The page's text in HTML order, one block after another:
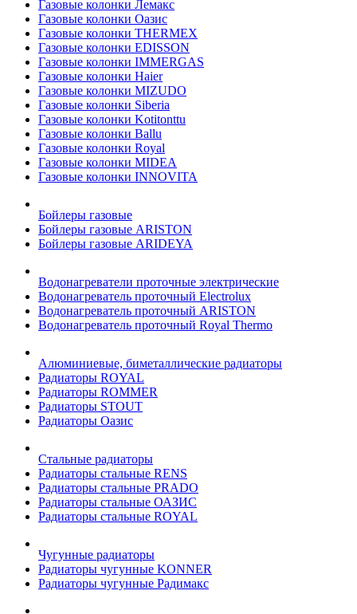
Газовые колонки Лемакс
Газовые колонки Оазис
Газовые колонки THERMEX
Газовые колонки EDISSON
Газовые колонки IMMERGAS
Газовые колонки Haier
Газовые колонки MIZUDO
Газовые колонки Siberia
Газовые колонки Kotitonttu
Газовые колонки Ballu
Газовые колонки Royal
Газовые колонки MIDEA
Газовые колонки INNOVITA
Бойлеры газовые
Бойлеры газовые ARISTON
Бойлеры газовые ARIDEYA
Водонагреватели проточные электрические
Водонагреватель проточный Electrolux
Водонагреватель проточный ARISTON
Водонагреватель проточный Royal Thermo
Алюминиевые, биметаллические радиаторы
Радиаторы ROYAL
Радиаторы ROMMER
Радиаторы STOUT
Радиаторы Оазис
Стальные радиаторы
Радиаторы стальные RENS
Радиаторы стальные PRADO
Радиаторы стальные ОАЗИС
Радиаторы стальные ROYAL
Чугунные радиаторы
Радиаторы чугунные KONNER
Радиаторы чугунные Радимакс